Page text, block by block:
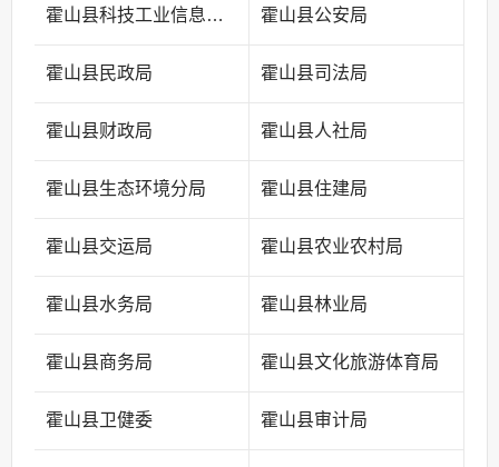
霍山县科技工业信息化局 霍山县公安局
霍山县民政局 霍山县司法局
霍山县财政局 霍山县人社局
霍山县生态环境分局 霍山县住建局
霍山县交运局 霍山县农业农村局
霍山县水务局 霍山县林业局
霍山县商务局 霍山县文化旅游体育局
霍山县卫健委 霍山县审计局